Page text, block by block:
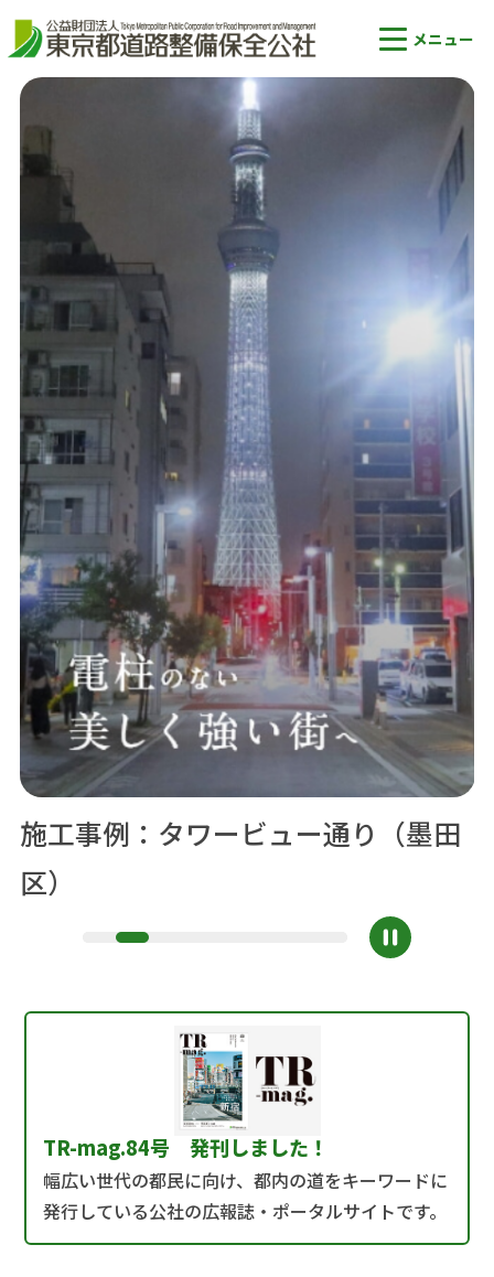
施工事例：タワービュー通り（墨田
区）
管理施設：築地虎ノ門トンネル（港
区）
東京都土木技術支援センター（江東
区）
指定管理：東京都八重洲駐車場（中
央区）
指定管理：東京都日本橋駐車場（中
央区）
実施ツアー：首都高速中央環状品川
線工事現場（品川区）
職員採用情報
1
TR-mag.84号 発刊しました！
幅広い世代の都民に向け、都内の道をキーワードに
発行している公社の広報誌・ポータルサイトです。